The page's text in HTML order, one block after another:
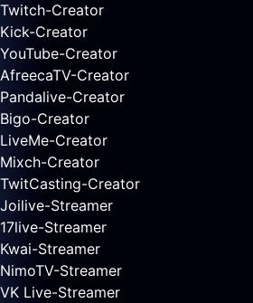
Twitch-Creator
Kick-Creator
YouTube-Creator
AfreecaTV-Creator
Pandalive-Creator
Bigo-Creator
LiveMe-Creator
Mixch-Creator
TwitCasting-Creator
Joilive-Streamer
17live-Streamer
Kwai-Streamer
NimoTV-Streamer
VK Live-Streamer